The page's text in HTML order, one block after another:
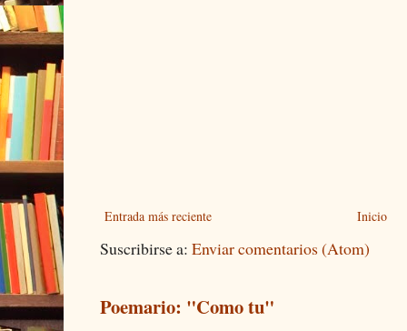
Entrada más reciente Inicio
Suscribirse a: Enviar comentarios (Atom)
Poemario: "Como tu"